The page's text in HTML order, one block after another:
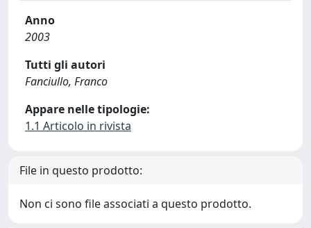
Anno
2003
Tutti gli autori
Fanciullo, Franco
Appare nelle tipologie:
1.1 Articolo in rivista
File in questo prodotto:
Non ci sono file associati a questo prodotto.